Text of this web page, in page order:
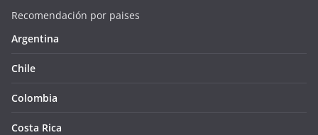
Recomendación por paises
Argentina
Chile
Colombia
Costa Rica